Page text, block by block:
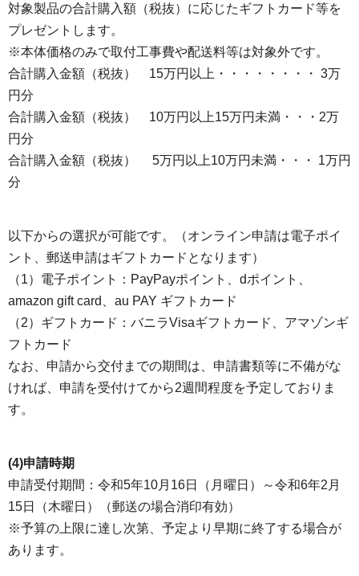
対象製品の合計購入額（税抜）に応じたギフトカード等を
プレゼントします。
※本体価格のみで取付工事費や配送料等は対象外です。
合計購入金額（税抜） 15万円以上・・・・・・・・ 3万
円分
合計購入金額（税抜） 10万円以上15万円未満・・・2万
円分
合計購入金額（税抜） 5万円以上10万円未満・・・ 1万円
分
以下からの選択が可能です。（オンライン申請は電子ポイ
ント、郵送申請はギフトカードとなります）
（1）電子ポイント：PayPayポイント、dポイント、
amazon gift card、au PAY ギフトカード
（2）ギフトカード：バニラVisaギフトカード、アマゾンギ
フトカード
なお、申請から交付までの期間は、申請書類等に不備がな
ければ、申請を受付けてから2週間程度を予定しておりま
す。
(4)申請時期
申請受付期間：令和5年10月16日（月曜日）～令和6年2月
15日（木曜日）（郵送の場合消印有効）
※予算の上限に達し次第、予定より早期に終了する場合が
あります。